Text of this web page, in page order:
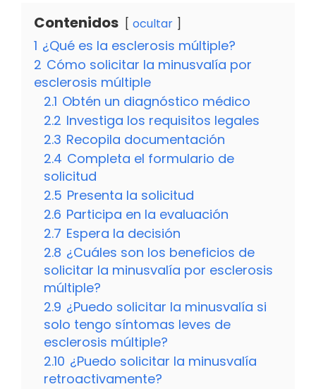
Contenidos ocultar
1 ¿Qué es la esclerosis múltiple?
2 Cómo solicitar la minusvalía por
esclerosis múltiple
2.1 Obtén un diagnóstico médico
2.2 Investiga los requisitos legales
2.3 Recopila documentación
2.4 Completa el formulario de
solicitud
2.5 Presenta la solicitud
2.6 Participa en la evaluación
2.7 Espera la decisión
2.8 ¿Cuáles son los beneficios de
solicitar la minusvalía por esclerosis
múltiple?
2.9 ¿Puedo solicitar la minusvalía si
solo tengo síntomas leves de
esclerosis múltiple?
2.10 ¿Puedo solicitar la minusvalía
retroactivamente?